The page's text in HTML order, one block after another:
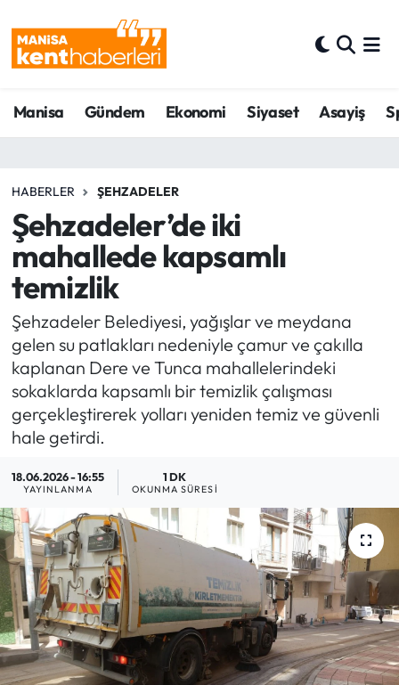
Manisa Gündem Ekonomi Siyaset Asayiş
HABERLER ŞEHZADELER
Şehzadeler’de iki
mahallede kapsamlı
temizlik
Şehzadeler Belediyesi, yağışlar ve meydana
gelen su patlakları nedeniyle çamur ve çakılla
kaplanan Dere ve Tunca mahallelerindeki
sokaklarda kapsamlı bir temizlik çalışması
gerçekleştirerek yolları yeniden temiz ve güvenli
hale getirdi.
18.06.2026 - 16:55
YAYINLANMA
1 DK
OKUNMA SÜRESI
Ahmetli Hava Durumu
Ahmetli Trafik Yoğunluk Haritası
Tüm Manşetler
Son Dakika Haberleri
Haber Arşivi